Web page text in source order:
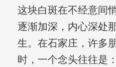
这块白斑在不经意间
逐渐加深，内心深处
生。在石家庄，许多
时，一个念头往往是